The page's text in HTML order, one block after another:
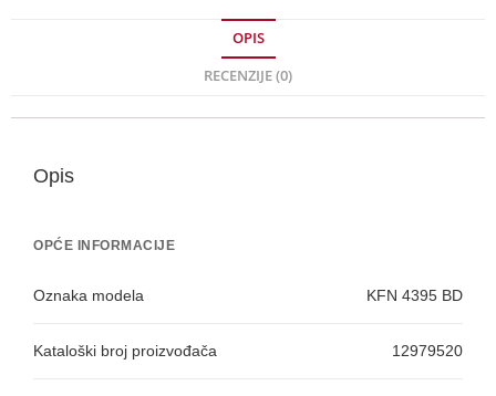
OPIS
RECENZIJE (0)
Opis
OPĆE INFORMACIJE
Oznaka modela KFN 4395 BD
Kataloški broj proizvođača 12979520